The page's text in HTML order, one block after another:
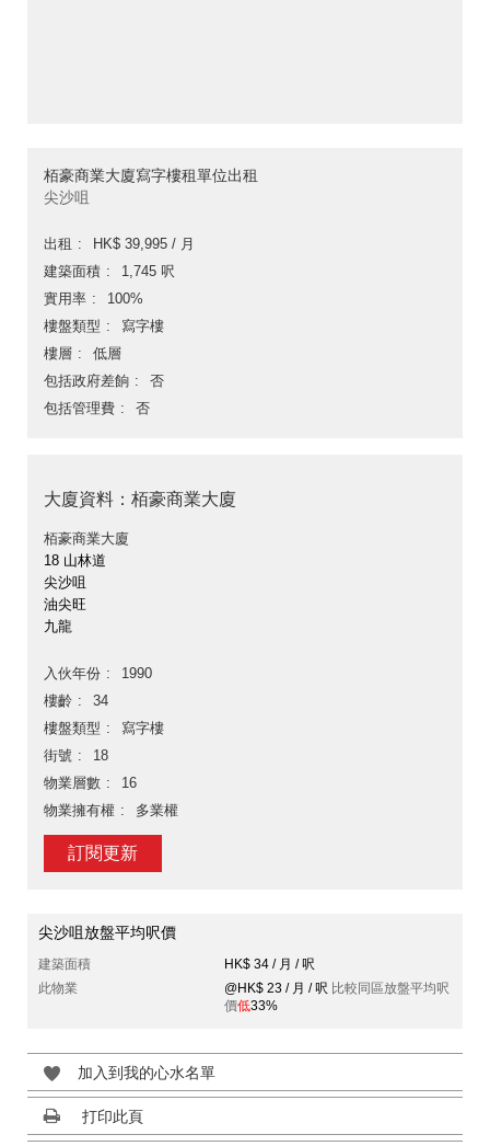
栢豪商業大廈寫字樓租單位出租
尖沙咀
出租
HK$ 39,995 / 月
建築面積
1,745 呎
實用率
100%
樓盤類型
寫字樓
樓層
低層
包括政府差餉
否
包括管理費
否
大廈資料：栢豪商業大廈
栢豪商業大廈
18 山林道
尖沙咀
油尖旺
九龍
入伙年份
1990
樓齡
34
樓盤類型
寫字樓
街號
18
物業層數
16
物業擁有權
多業權
訂閱更新
尖沙咀放盤平均呎價
建築面積
HK$ 34 / 月 / 呎
此物業
@HK$ 23 / 月 / 呎 比較同區放盤平均呎
價低33%
加入到我的心水名單
打印此頁